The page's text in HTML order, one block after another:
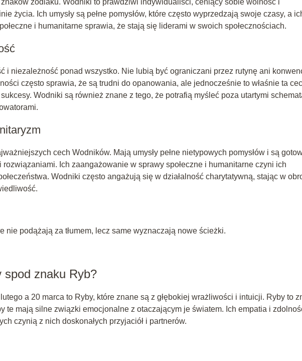
życia. Ich umysły są pełne pomysłów, które często wyprzedzają swoje czasy, a
i humanitarne sprawia, że stają się liderami w swoich społecznościach.
i niezależność ponad wszystko. Nie lubią być ograniczani przez rutynę ani
często sprawia, że są trudni do opanowania, ale jednocześnie to właśnie ta
Wodniki są również znane z tego, że potrafią myśleć poza utartymi
cech Wodników. Mają umysły pełne nietypowych pomysłów i są
Ich zaangażowanie w sprawy społeczne i humanitarne czyni ich
Wodniki często angażują się w działalność charytatywną, stając w
nie podążają za tłumem, lecz same wyznaczają nowe ścieżki.
spod znaku Ryb?
a 20 marca to Ryby, które znane są z głębokiej wrażliwości i intuicji. Ryby to
te mają silne związki emocjonalne z otaczającym je światem. Ich empatia i
czynią z nich doskonałych przyjaciół i partnerów.